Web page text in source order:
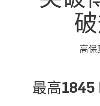
高保
最高1845